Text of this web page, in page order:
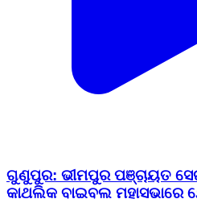
ଗୁଣୁପୁର: ଭୀମପୁର ପଞ୍ଚାୟତ
କାଥଲିକ ବାଇବଲ